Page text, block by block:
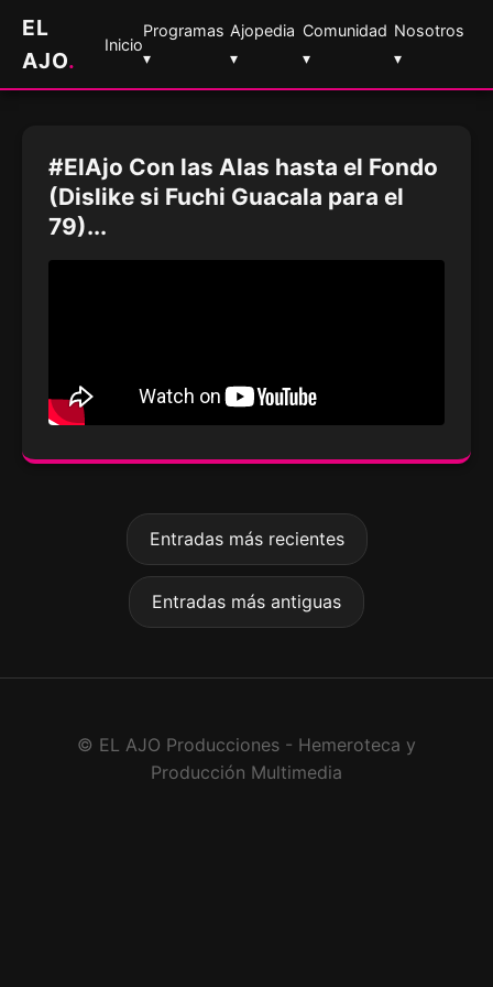
EL
AJO.
Inicio
Programas
▾
Ajopedia
▾
Comunidad
▾
Nosotros
▾
#ElAjo Con las Alas hasta el Fondo
(Dislike si Fuchi Guacala para el
79)...
Entradas más recientes
Entradas más antiguas
© EL AJO Producciones - Hemeroteca y
Producción Multimedia